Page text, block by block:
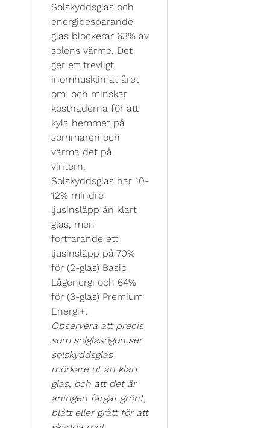
Solskyddsglas och
energibesparande
glas blockerar 63% av
solens värme. Det
ger ett trevligt
inomhusklimat året
om, och minskar
kostnaderna för att
kyla hemmet på
sommaren och
värma det på
vintern.
Solskyddsglas har 10-
12% mindre
ljusinsläpp än klart
glas, men
fortfarande ett
ljusinsläpp på 70%
för (2-glas) Basic
Lågenergi och 64%
för (3-glas) Premium
Energi+.
Observera att precis
som solglasögon ser
solskyddsglas
mörkare ut än klart
glas, och att det är
aningen färgat grönt,
blått eller grått för att